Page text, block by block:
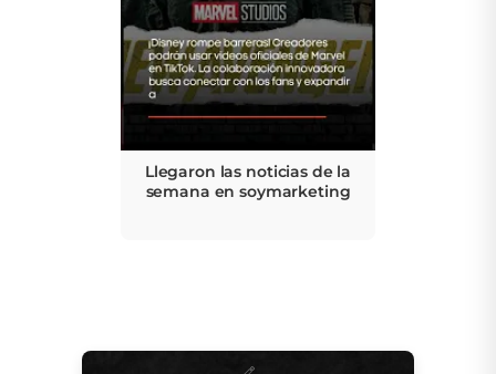
Llegaron las noticias de la
semana en soymarketing